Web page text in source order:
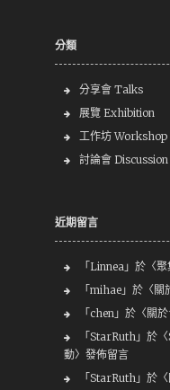
分類
分享會 Talks
展覽 Exhibition
工作坊 Workshop
討論會 Discussion
近期留言
「 Linnea」於〈聚
「 mihae」於〈關
「 chen」於〈關
「 StarRuth」於〈
動〉發佈留言
「 StarRuth」於〈